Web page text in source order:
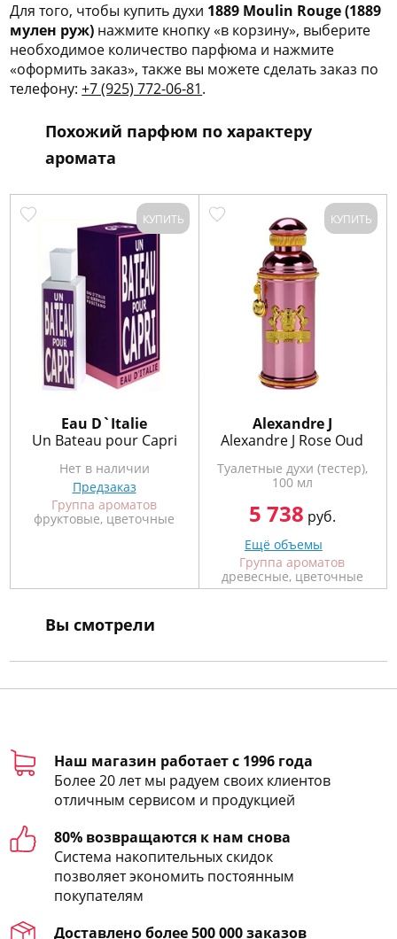
Для того, чтобы купить духи 1889 Moulin Rouge (1889
мулен руж) нажмите кнопку «в корзину», выберите
необходимое количество парфюма и нажмите
«оформить заказ», также вы можете сделать заказ по
телефону:+7 (925) 772-06-81.
Похожий парфюм по характеру
аромата
КУПИТЬ
Eau D`Italie
Un Bateau pour Capri
Нет в наличии
Предзаказ
Группа ароматов
фруктовые, цветочные
КУПИТЬ
Alexandre J
Alexandre J Rose Oud
Туалетные духи (тестер),
100 мл
5 738 руб.
Ещё объемы
Группа ароматов
древесные, цветочные
Вы смотрели
Наш магазин работает с 1996 года
Более 20 лет мы радуем своих клиентов
отличным сервисом и продукцией
80% возвращаются к нам снова
Система накопительных скидок
позволяет экономить постоянным
покупателям
Доставлено более 500 000 заказов